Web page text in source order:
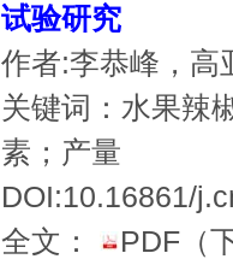
试验研究
作者:李恭峰，高
关键词：水果辣
素；产量
DOI:10.16861/
全文：
PDF （